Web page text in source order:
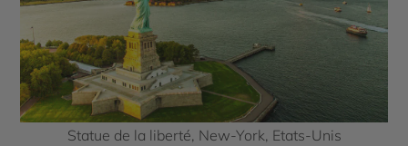
Statue de la liberté, New-York, Etats-Unis